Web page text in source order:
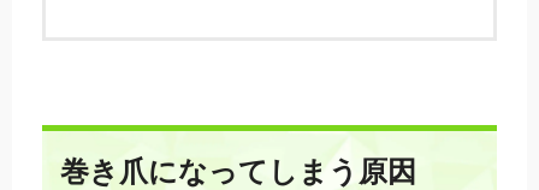
巻き爪になってしまう原因